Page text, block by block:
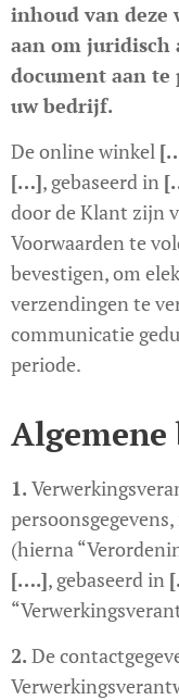
inhoud van deze
aan om juridisch
document aan te
uw bedrijf.
De online winkel
[…], gebaseerd in
door de Klant zijn
Voorwaarden te
bevestigen, om
verzendingen te
communicatie
periode.
1.
(hierna
[….], gebaseerd in
2. De